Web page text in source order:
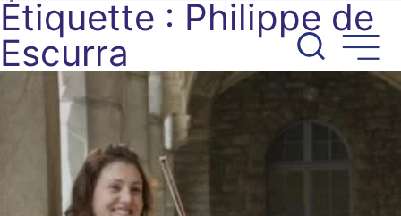
Aller
au
contenu
Étiquette : Philippe de
Escurra